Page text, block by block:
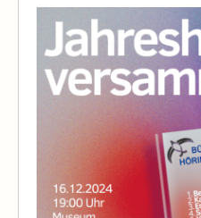
Einladung
JHV
des
Bürgervereins